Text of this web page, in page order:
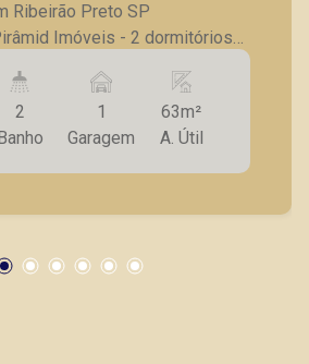
Ribeirão Preto SP
- 2 dormitórios
- sendo 1 suíte com ar
banheiro social; - Sala para 2
ar condicionado; - Cozinha
ilha com fogão; -
- 01 vaga de garagem. A
e segurança, em locação,
da cidade de
2
1
Garagem
63m²
A. Útil